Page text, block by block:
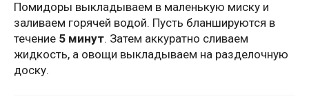
Помидоры выкладываем в маленькую миску и
заливаем горячей водой. Пусть бланшируются в
течение 5 минут. Затем аккуратно сливаем
жидкость, а овощи выкладываем на разделочную
доску.